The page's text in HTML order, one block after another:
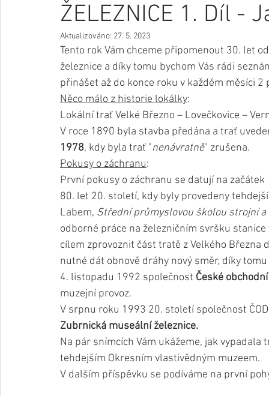
ŽELEZNICE 1. Díl -
Aktualizováno: 27. 5. 2023
Tento rok Vám chceme připomenout 30. let
železnice a díky tomu bychom Vás rádi
přinášet až do konce roku v každém měsíci 2
Něco málo z historie lokálky:
Lokální trať Velké Březno – Lovečkovice –
V roce 1890 byla stavba předána a trať
1978, kdy byla trať "nenávratně" zrušena.
Pokusy o záchranu:
První pokusy o záchranu se datují na začátek
80. let 20. století, kdy byly provedeny
Labem, Střední průmyslovou školou strojní
odborné práce na železničním svršku
cílem zprovoznit část tratě z Velkého Března
nutné dát obnově dráhy nový směr, díky
4. listopadu 1992 společnost České
muzejní provoz.
V srpnu roku 1993 20. století společnost
Zubrnická museální železnice.
Na pár snímcích Vám ukážeme, jak
tehdejším Okresním vlastivědným muzeem.
V dalším příspěvku se podíváme na první